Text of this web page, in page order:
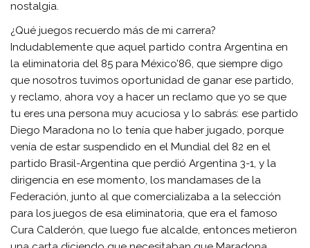
nostalgia.
¿Qué juegos recuerdo más de mi carrera?
Indudablemente que aquel partido contra Argentina en
la eliminatoria del 85 para México’86, que siempre digo
que nosotros tuvimos oportunidad de ganar ese partido,
y reclamo, ahora voy a hacer un reclamo que yo se que
tu eres una persona muy acuciosa y lo sabrás: ese partido
Diego Maradona no lo tenía que haber jugado, porque
venía de estar suspendido en el Mundial del 82 en el
partido Brasil-Argentina que perdió Argentina 3-1, y la
dirigencia en ese momento, los mandamases de la
Federación, junto al que comercializaba a la selección
para los juegos de esa eliminatoria, que era el famoso
Cura Calderón, que luego fue alcalde, entonces metieron